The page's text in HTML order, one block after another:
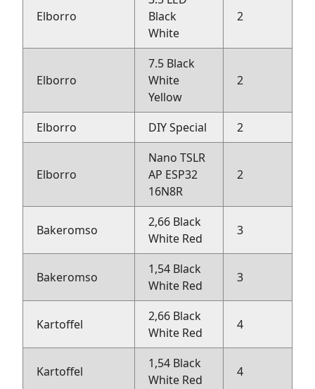
Elborro
Black
White
2
Elborro
7.5 Black
White
Yellow
2
Elborro DIY Special 2
Elborro
Nano TSLR
AP ESP32
16N8R
2
Bakeromso
2,66 Black
White Red
3
Bakeromso
1,54 Black
White Red
3
Kartoffel
2,66 Black
White Red
4
Kartoffel
1,54 Black
White Red
4